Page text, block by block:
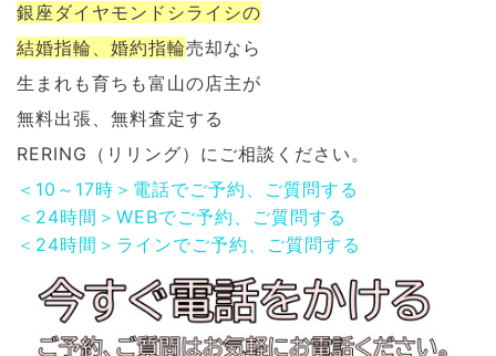
銀座ダイヤモンドシライシの
結婚指輪、婚約指輪売却なら
生まれも育ちも富山の店主が
無料出張、無料査定する
RERING（リリング）にご相談ください。
＜10～17時＞電話でご予約、ご質問する
＜24時間＞WEBでご予約、ご質問する
＜24時間＞ラインでご予約、ご質問する